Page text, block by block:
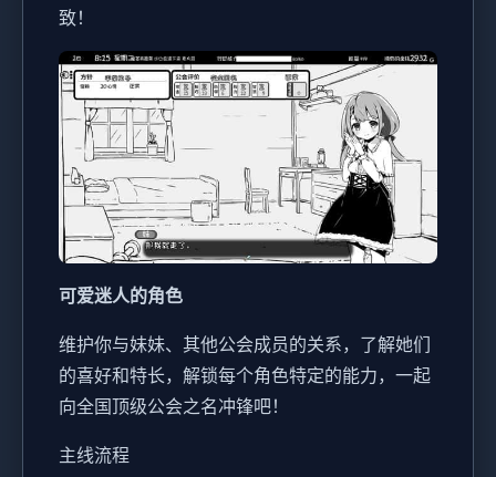
致！
可爱迷人的角色
维护你与妹妹、其他公会成员的关系，了解她们
的喜好和特长，解锁每个角色特定的能力，一起
向全国顶级公会之名冲锋吧！
主线流程